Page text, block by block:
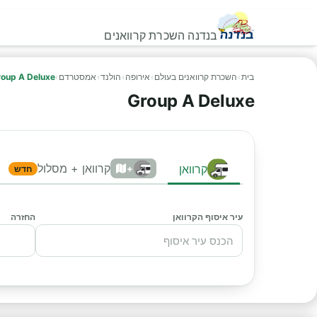
בנדנה השכרת קרוואנים
בית› השכרת קרוואנים בעולם › אירופה › הולנד› אמסטרדם ›
A Deluxe
Group A Deluxe
קרוואן + קרוואן + מסלול חדש
עיר איסוף הקרוואן החזרה